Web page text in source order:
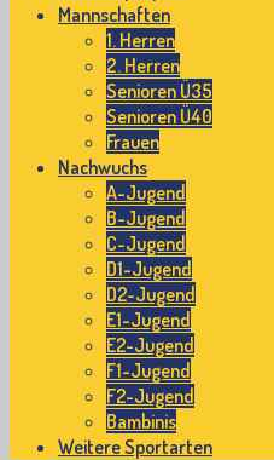
Mannschaften
1. Herren
2. Herren
Senioren Ü35
Senioren Ü40
Frauen
Nachwuchs
A-Jugend
B-Jugend
C-Jugend
D1-Jugend
D2-Jugend
E1-Jugend
E2-Jugend
F1-Jugend
F2-Jugend
Bambinis
Weitere Sportarten